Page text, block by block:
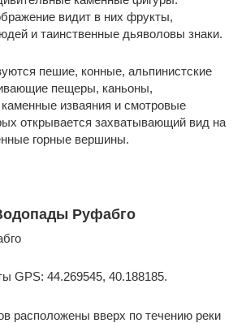
видит в них фрукты,
и таинственные дьяволовы знаки.
пешие, конные, альпинистские
пещеры, каньоны,
изваяния и смотровые
открывается захватывающий вид на
горные вершины.
Руфабго
GPS: 44.269545, 40.188185.
расположены вверх по течению реки